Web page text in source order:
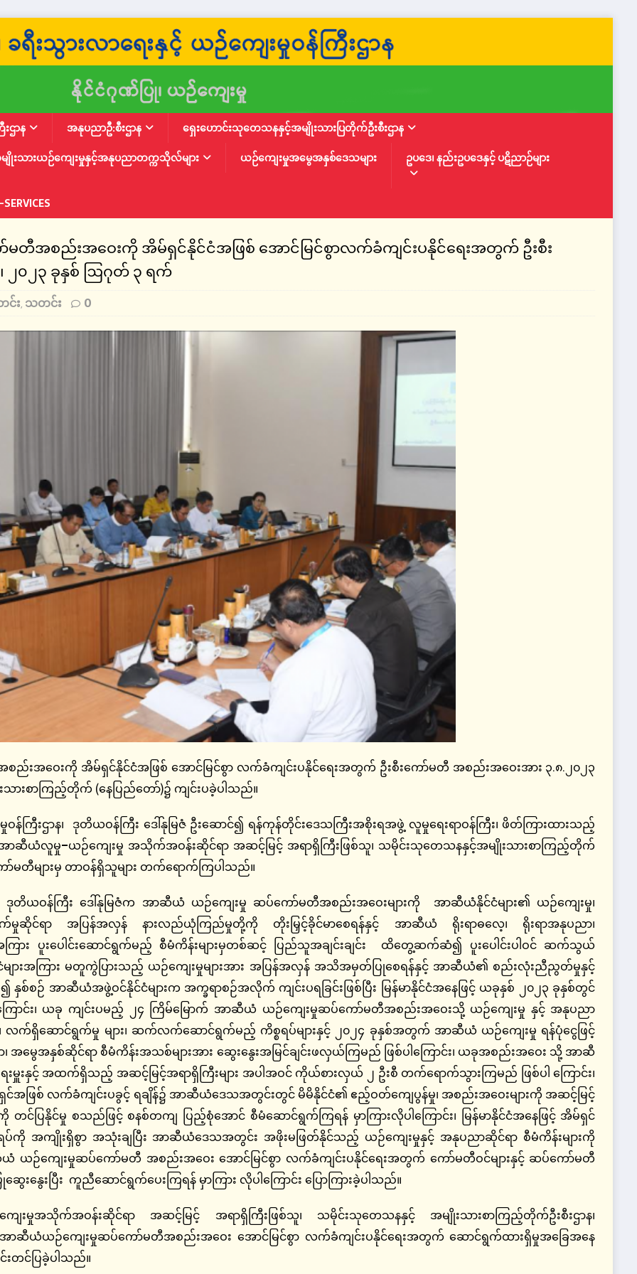
ဌာန အနုပညာဦ:စီးဌာန
ရှေးဟောင်းသုတေသနနှင့်အမျိုးသားပြတိုက်ဦးစီးဌာန
ျိုးသားယဉ်ကျေးမှုနှင့်အနုပညာတက္ကသိုလ်များ
ယဉ်ကျေးမှုအမွေအနှစ်ဒေသများ ဥပဒေ၊ နည်းဥပဒေနှင့် ပဋိညာဉ်များ
တီအစည်းအဝေးကို အိမ်ရှင်နိုင်ငံအဖြစ် အောင်မြင်စွာလက်ခံကျင်းပနိုင်ရေးအတွက် ဦးစီး
၂၀၂၃ ခုနှစ် ဩဂုတ် ၃ ရက်
း, သတင်း 0
းအဝေးကို အိမ်ရှင်နိုင်ငံအဖြစ် အောင်မြင်စွာ လက်ခံကျင်းပနိုင်ရေးအတွက် ဦးစီးကော်မတီ အစည်းအဝေးအား ၃.၈.၂၀၂၃
သားစာကြည့်တိုက် (နေပြည်တော်)၌ ကျင်းပခဲ့ပါသည်။
ာန၊ ဒုတိယဝန်ကြီး ဒေါ်နုမြဇံ ဦးဆောင်၍ ရန်ကုန်တိုင်းဒေသကြီးအစိုးရအဖွဲ့ လူမှုရေးရာဝန်ကြီး၊ ဖိတ်ကြားထားသည့်
အာဆီယံလူမှု–ယဉ်ကျေးမှု အသိုက်အဝန်းဆိုင်ရာ အဆင့်မြင့် အရာရှိကြီးဖြစ်သူ၊ သမိုင်းသုတေသနနှင့်အမျိုးသားစာကြည့်တိုက်
ော်မတီများမှ တာဝန်ရှိသူများ တက်ရောက်ကြပါသည်။
ြီး ဒေါ်နုမြဇံက အာဆီယံ ယဉ်ကျေးမှု ဆပ်ကော်မတီအစည်းအဝေးများကို အာဆီယံနိုင်ငံများ၏ ယဉ်ကျေးမှု၊
ဆိုင်ရာ အပြန်အလှန် နားလည်ယုံကြည်မှုတို့ကို တိုးမြှင့်ခိုင်မာစေရန်နှင့် အာဆီယံ ရိုးရာဓလေ့၊ ရိုးရာအနုပညာ၊
ြား ပူးပေါင်းဆောင်ရွက်မည့် စီမံကိန်းများမှတစ်ဆင့် ပြည်သူအချင်းချင်း ထိတွေ့ဆက်ဆံ၍ ပူးပေါင်းပါဝင် ဆက်သွယ်
ျားအကြား မတူကွဲပြားသည့် ယဉ်ကျေးမှုများအား အပြန်အလှန် အသိအမှတ်ပြုစေရန်နှင့် အာဆီယံ၏ စည်းလုံးညီညွတ်မှုနှင့်
ဉ် အာဆီယံအဖွဲ့ဝင်နိုင်ငံများက အက္ခရာစဉ်အလိုက် ကျင်းပရခြင်းဖြစ်ပြီး မြန်မာနိုင်ငံအနေဖြင့် ယခုနှစ် ၂၀၂၃ ခုနှစ်တွင်
ြောင်း၊ ယခု ကျင်းပမည့် ၂၄ ကြိမ်မြောက် အာဆီယံ ယဉ်ကျေးမှုဆပ်ကော်မတီအစည်းအဝေးသို့ ယဉ်ကျေးမှု နှင့် အနုပညာ
ား၊ လက်ရှိဆောင်ရွက်မှု များ၊ ဆက်လက်ဆောင်ရွက်မည့် ကိစ္စရပ်များနှင့် ၂၀၂၄ ခုနှစ်အတွက် အာဆီယံ ယဉ်ကျေးမှု ရန်ပုံ‌ငွေဖြင့်
မွေအနှစ်ဆိုင်ရာ စီမံကိန်းအသစ်များအား ဆွေးနွေးအမြင်ချင်းဖလှယ်ကြမည် ဖြစ်ပါကြောင်း၊ ယခုအစည်းအဝေး သို့ အာဆီ
းမှူးနှင့် အထက်ရှိသည့် အဆင့်မြင့်အရာရှိကြီးများ အပါအဝင် ကိုယ်စားလှယ် ၂ ဦးစီ တက်ရောက်သွားကြမည် ဖြစ်ပါ ကြောင်း၊
ဖြစ် လက်ခံကျင်းပခွင့် ရချိန်၌ အာဆီယံဒေသအတွင်းတွင် မိမိနိုင်ငံ၏ ဧည့်ဝတ်ကျေပွန်မှု၊ အစည်းအဝေးများကို အဆင့်မြင့်
င်ပြနိုင်မှု စသည်ဖြင့် စနစ်တကျ ပြည့်စုံအောင် စီမံဆောင်ရွက်ကြရန် မှာကြားလိုပါကြောင်း၊ မြန်မာနိုင်ငံအနေဖြင့် အိမ်ရှင်
အကျိုးရှိစွာ အသုံးချပြီး အာဆီယံဒေသအတွင်း အဖိုးမဖြတ်နိုင်သည့် ယဉ်ကျေးမှုနှင့် အနုပညာဆိုင်ရာ စီမံကိန်းများကို
ယံ ယဉ်ကျေးမှုဆပ်ကော်မတီ အစည်းအဝေး အောင်မြင်စွာ လက်ခံကျင်းပနိုင်ရေးအတွက် ကော်မတီဝင်များနှင့် ဆပ်ကော်မတီ
းနွေးပြီး ကူညီဆောင်ရွက်ပေးကြရန် မှာကြား လိုပါကြောင်း ပြောကြားခဲ့ပါသည်။
သိုက်အဝန်းဆိုင်ရာ အဆင့်မြင့် အရာရှိကြီးဖြစ်သူ၊ သမိုင်းသုတေသနနှင့် အမျိုးသားစာကြည့်တိုက်ဦးစီးဌာန၊
က် အာဆီယံယဉ်ကျေးမှုဆပ်ကော်မတီအစည်းအဝေး အောင်မြင်စွာ လက်ခံကျင်းပနိုင်ရေးအတွက် ဆောင်ရွက်ထားရှိမှုအခြေအနေ
တင်ပြခဲ့ပါသည်။